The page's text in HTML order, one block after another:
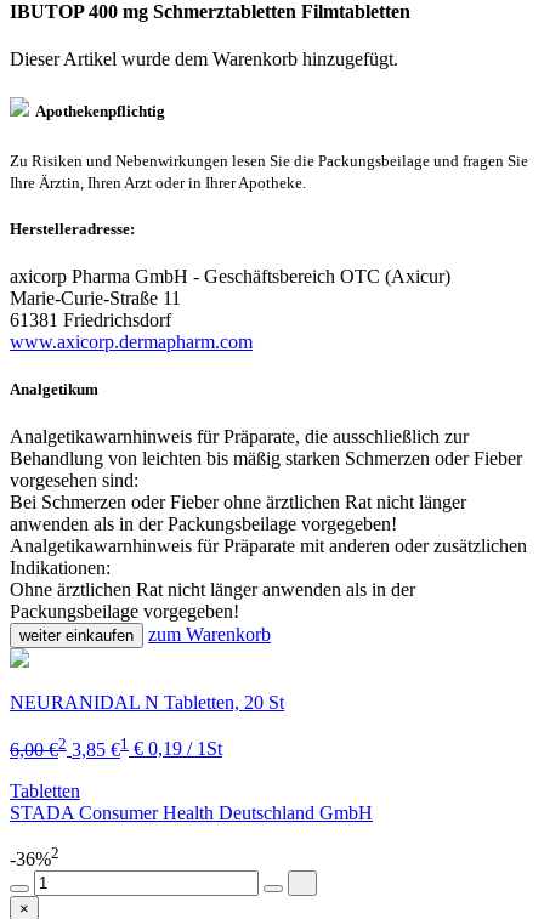
IBUTOP 400 mg Schmerztabletten Filmtabletten
Dieser Artikel wurde dem Warenkorb hinzugefügt.
Apothekenpflichtig
Zu Risiken und Nebenwirkungen lesen Sie die Packungsbeilage und fragen Sie
Ihre Ärztin, Ihren Arzt oder in Ihrer Apotheke.
Herstelleradresse:
axicorp Pharma GmbH - Geschäftsbereich OTC (Axicur)
Marie-Curie-Straße 11
61381 Friedrichsdorf
www.axicorp.dermapharm.com
Analgetikum
Analgetikawarnhinweis für Präparate, die ausschließlich zur
Behandlung von leichten bis mäßig starken Schmerzen oder Fieber
vorgesehen sind:
Bei Schmerzen oder Fieber ohne ärztlichen Rat nicht länger
anwenden als in der Packungsbeilage vorgegeben!
Analgetikawarnhinweis für Präparate mit anderen oder zusätzlichen
Indikationen:
Ohne ärztlichen Rat nicht länger anwenden als in der
Packungsbeilage vorgegeben!
weiter einkaufen zum Warenkorb
NEURANIDAL N Tabletten, 20 St
6,00 €2 3,85 €1 € 0,19 / 1St
Tabletten
STADA Consumer Health Deutschland GmbH
-36%2
×